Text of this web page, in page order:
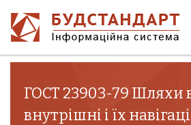
ГОСТ 23903-79 Шляхи
внутрішні і їх